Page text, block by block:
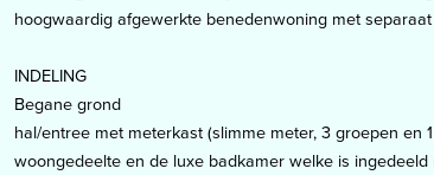
hoogwaardig afgewerkte benedenwoning met
INDELING
Begane grond
hal/entree met meterkast (slimme meter, 3 groepen en
woongedeelte en de luxe badkamer welke is